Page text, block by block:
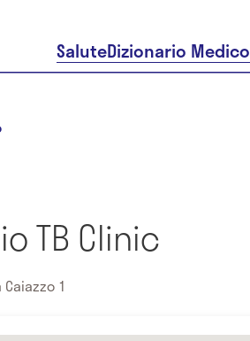
SaluteDizionario Medico
TB Clinic
Caiazzo 1